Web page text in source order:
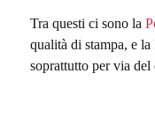
Tra questi ci sono la
qualità di stampa, e la
soprattutto per via del